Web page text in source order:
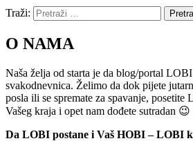
Traži:
O NAMA
Naša želja od starta je da blog/portal LOBI
svakodnevnica. Želimo da dok pijete
posla ili se spremate za spavanje, posetite
Vašeg kraja i opet nam dođete sutradan 😉
Da LOBI postane i Vaš HOBI – LOBI